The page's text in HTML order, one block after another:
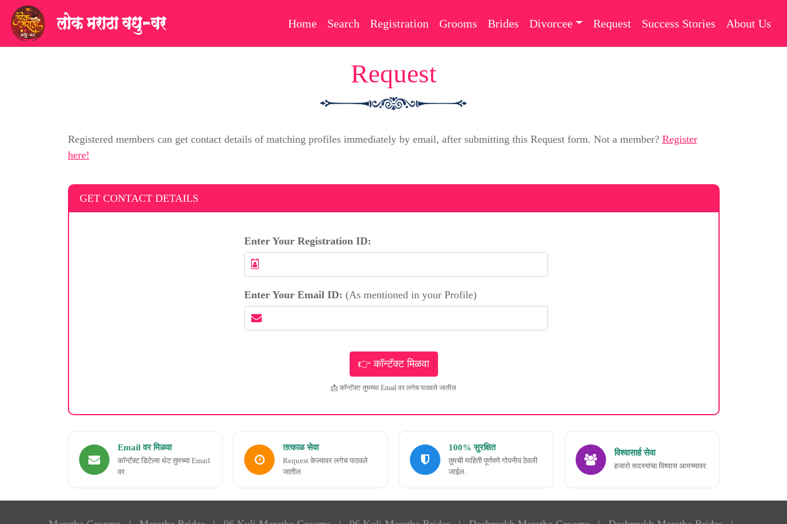
Home Search Registration Grooms Brides Divorcee Request Success Stories About Us
Request
Registered members can get contact details of matching profiles immediately by email, after submitting this Request form. Not a member? Register
here!
GET CONTACT DETAILS
Enter Your Registration ID:
Enter Your Email ID: (As mentioned in your Profile)
📩 कॉन्टॅक्ट तुमच्या Email वर लगेच पाठवले जातील
Email वर मिळवा
कॉन्टॅक्ट डिटेल्स थेट तुमच्या Email
वर.
तत्काळ सेवा
Request केल्यावर लगेच पाठवले
जातील.
100% सुरक्षित
तुमची माहिती पूर्णपणे गोपनीय ठेवली
जाईल.
विश्वासार्ह सेवा
हजारो सदस्यांचा विश्वास आमच्यावर.